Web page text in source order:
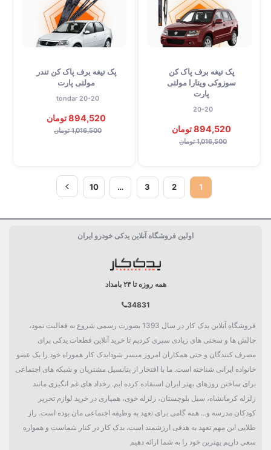
پک تیغه برف پاک کن
سوزوکی ویتارا مولتی
پارت
20-20
894,520 تومان
1,016,500 تومان
پک تیغه برف پاک کن تندر
مولتی پارت
tondar 20-20
894,520 تومان
1,016,500 تومان
1
2
3
…
10
اولین فروشگاه آنلاین یدکی خودرو ایران
همه روزه تا ۲۴ بامداد
34831
فروشگاه آنلاین یدک کار در سال 1393 بصورت رسمی شروع به فعالیت نمود،
چالش ها و سختی های زیادی سپری کردیم تا خرید آنلاین قطعات یدکی برای
مصرف کنندگان و حتی همکاران امروز میسر شود!یدک کار هموراه خود را یک عضو
خانواده ایرانی شناخته است. ما با افتخار از پتانسیل مشتریان و شبکه های اجتماعی
برای ساختن روزهای بهتر ایران استفاده کرده ایم. رخداد های غم انگیزی مانند
زلزله کرمانشاه، سیل بلوچستان، زلزله خوی، همیاری در خرید لوازم تحریر
کودکان مدرسه و... همه گامی برای تعهد به وظیفه اجتماعی مان بوده است. راز
طلایی این مهم تعهد به هدفی ارزشمند است. یدک کار در کنار شماست و همواره
سعی داریم بهترین خود را به شما ارائه دهیم